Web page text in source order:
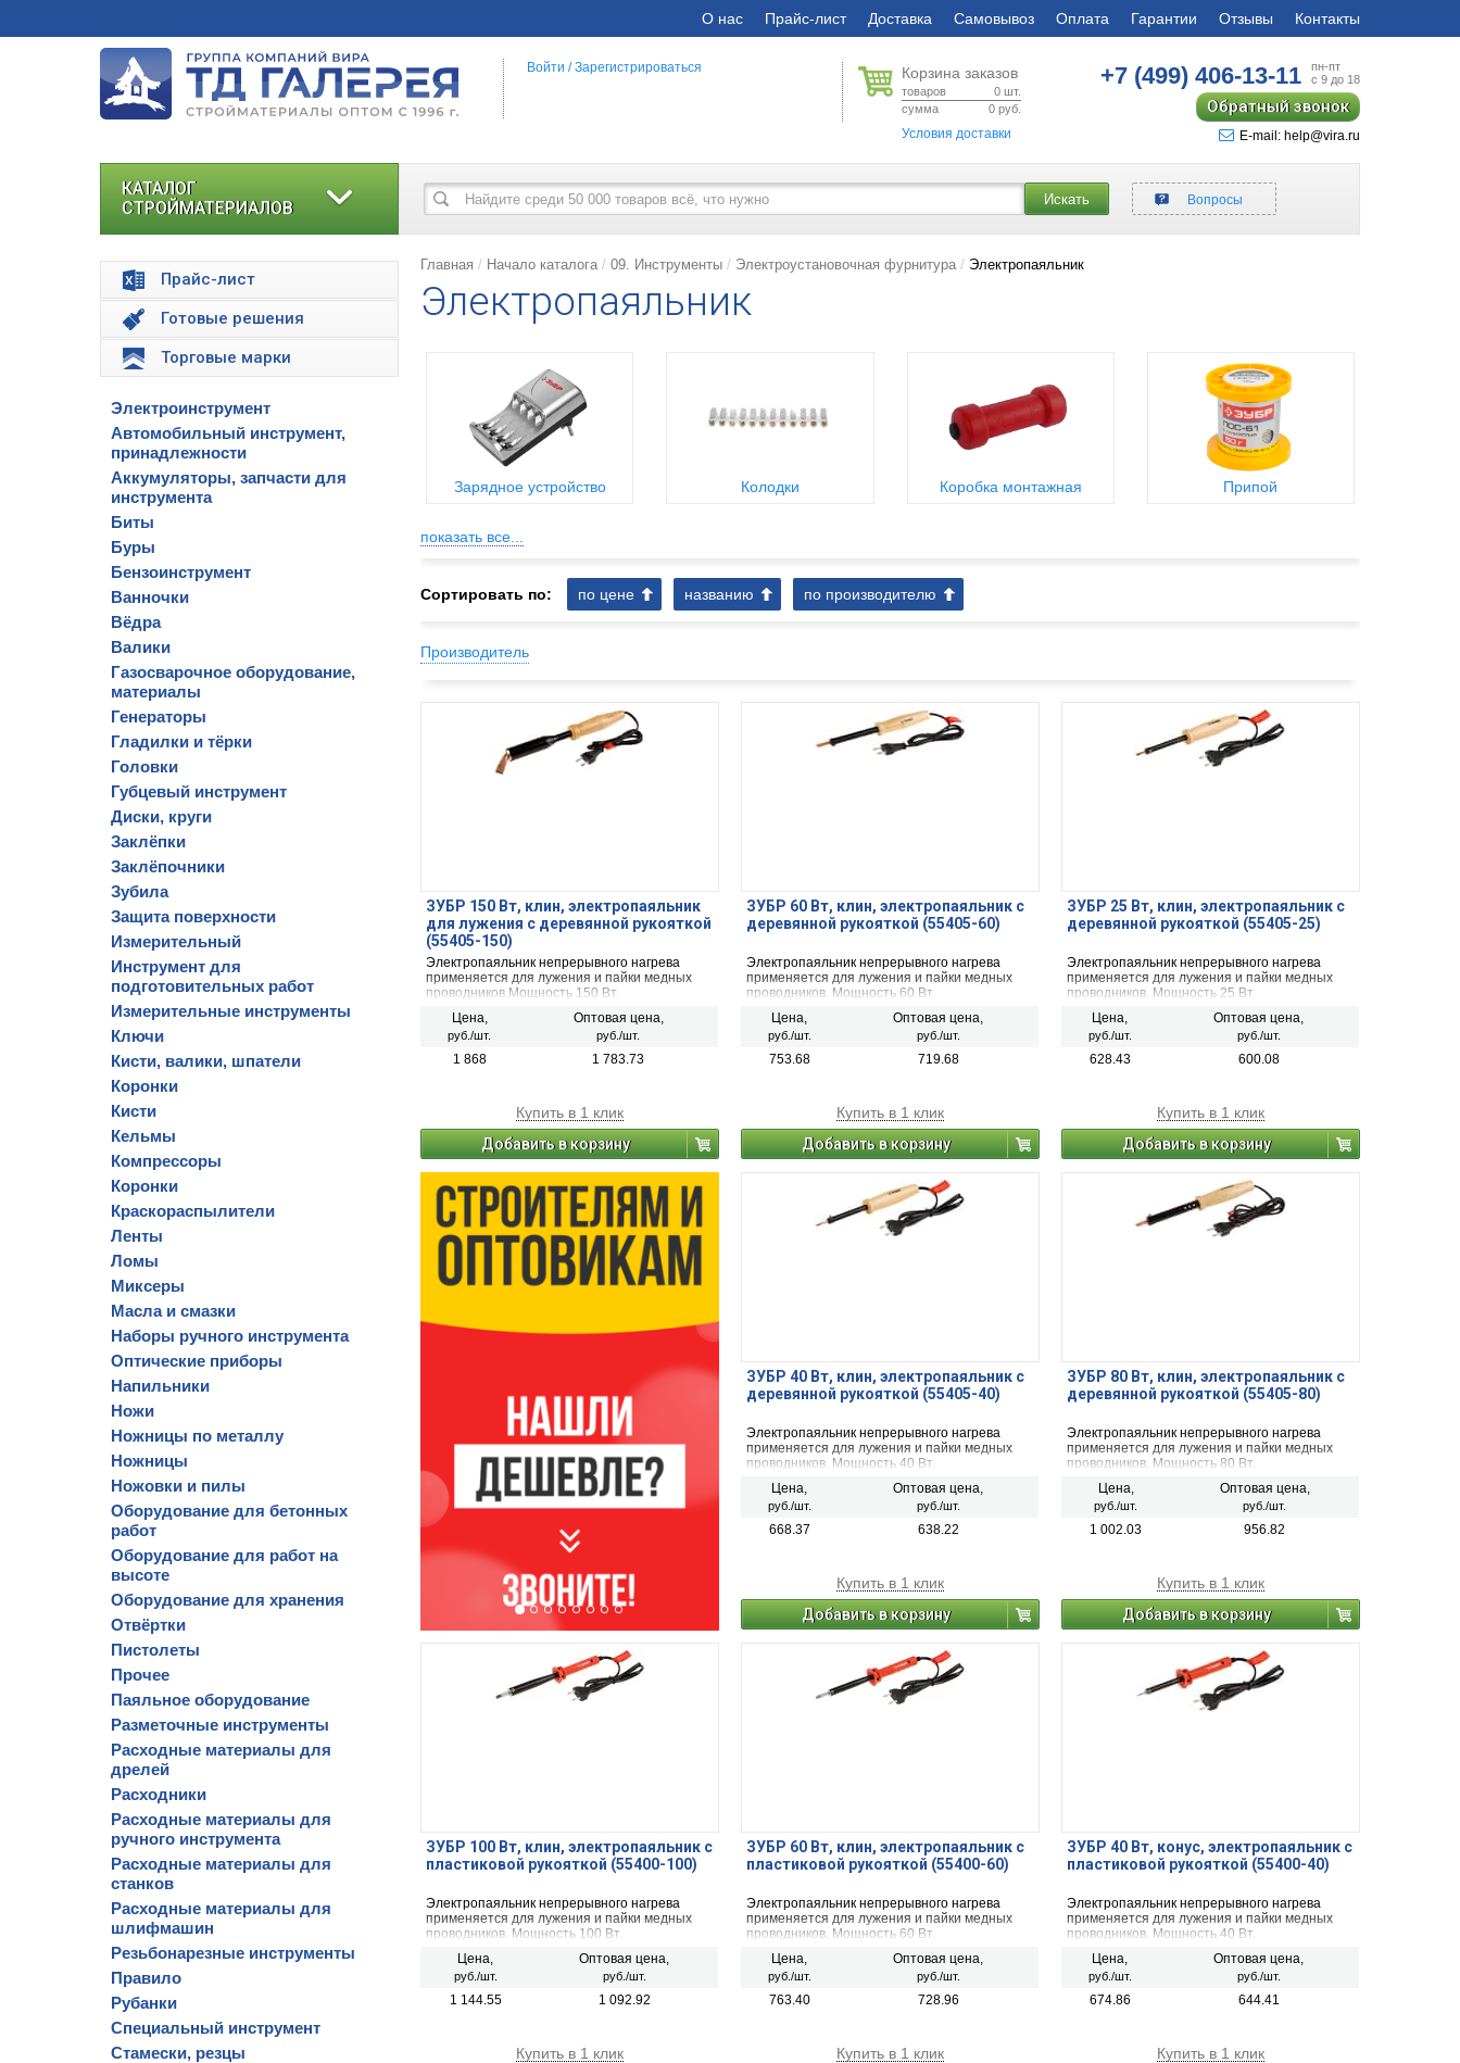
О нас Прайс-лист Доставка Самовывоз Оплата Гарантии Отзывы Контакты
Корзина заказов
товаров 0 шт.
сумма
0 руб.
Условия доставки
+7 (499)406-13-11
пн-пт
с 9 до 18
Обратный звонок
E-mail: help@vira.ru
Войти /Зарегистрироваться
КАТАЛОГ
СТРОЙМАТЕРИАЛОВ
Прайс-лист
Готовые решения
Торговые марки
Электроинструмент
Автомобильный инструмент,
принадлежности
Аккумуляторы, запчасти для
инструмента
Биты
Буры
Бензоинструмент
Ванночки
Вёдра
Валики
Газосварочное оборудование,
материалы
Генераторы
Гладилки и тёрки
Головки
Губцевый инструмент
Диски, круги
Заклёпки
Заклёпочники
Зубила
Защита поверхности
Измерительный
Инструмент для
подготовительных работ
Измерительные инструменты
Ключи
Кисти, валики, шпатели
Коронки
Кисти
Кельмы
Компрессоры
Коронки
Краскораспылители
Ленты
Ломы
Миксеры
Масла и смазки
Наборы ручного инструмента
Оптические приборы
Напильники
Ножи
Ножницы по металлу
Ножницы
Ножовки и пилы
Оборудование для бетонных
работ
Оборудование для работ на
высоте
Оборудование для хранения
Отвёртки
Пистолеты
Прочее
Паяльное оборудование
Разметочные инструменты
Расходные материалы для
дрелей
Расходники
Расходные материалы для
ручного инструмента
Расходные материалы для
станков
Расходные материалы для
шлифмашин
Резьбонарезные инструменты
Правило
Рубанки
Специальный инструмент
Стамески, резцы
Искать Вопросы
Главная Начало каталога 09. Инструменты Электроустановочная фурнитура Электропаяльник
Электропаяльник
Зарядное устройство Колодки Коробка монтажная Припой
показать все...
Сортировать по: по цене названию по производителю
Производитель
ЗУБР 150 Вт, клин, электропаяльник
для лужения с деревянной рукояткой
(55405-150)
Электропаяльник непрерывного нагрева
применяется для лужения и пайки медных
проводников.Мощность 150 Вт.
Цена,
руб./шт.
Оптовая цена,
руб./шт.
1 868 1 783.73
Купить в 1 клик
Добавить в корзину
ЗУБР 60 Вт, клин, электропаяльник с
деревянной рукояткой (55405-60)
Электропаяльник непрерывного нагрева
применяется для лужения и пайки медных
проводников. Мощность 60 Вт.
Цена,
руб./шт.
Оптовая цена,
руб./шт.
753.68 719.68
Купить в 1 клик
Добавить в корзину
ЗУБР 25 Вт, клин, электропаяльник с
деревянной рукояткой (55405-25)
Электропаяльник непрерывного нагрева
применяется для лужения и пайки медных
проводников. Мощность 25 Вт.
Цена,
руб./шт.
Оптовая цена,
руб./шт.
628.43 600.08
Купить в 1 клик
Добавить в корзину
ЗУБР 40 Вт, клин, электропаяльник с
деревянной рукояткой (55405-40)
Электропаяльник непрерывного нагрева
применяется для лужения и пайки медных
проводников. Мощность 40 Вт.
Цена,
руб./шт.
Оптовая цена,
руб./шт.
668.37 638.22
Купить в 1 клик
Добавить в корзину
ЗУБР 80 Вт, клин, электропаяльник с
деревянной рукояткой (55405-80)
Электропаяльник непрерывного нагрева
применяется для лужения и пайки медных
проводников. Мощность 80 Вт.
Цена,
руб./шт.
Оптовая цена,
руб./шт.
1 002.03 956.82
Купить в 1 клик
Добавить в корзину
ЗУБР 100 Вт, клин, электропаяльник с
пластиковой рукояткой (55400-100)
Электропаяльник непрерывного нагрева
применяется для лужения и пайки медных
проводников. Мощность 100 Вт.
Цена,
руб./шт.
Оптовая цена,
руб./шт.
1 144.55 1 092.92
Купить в 1 клик
ЗУБР 60 Вт, клин, электропаяльник с
пластиковой рукояткой (55400-60)
Электропаяльник непрерывного нагрева
применяется для лужения и пайки медных
проводников. Мощность 60 Вт.
Цена,
руб./шт.
Оптовая цена,
руб./шт.
763.40 728.96
Купить в 1 клик
ЗУБР 40 Вт, конус, электропаяльник с
пластиковой рукояткой (55400-40)
Электропаяльник непрерывного нагрева
применяется для лужения и пайки медных
проводников. Мощность 40 Вт.
Цена,
руб./шт.
Оптовая цена,
руб./шт.
674.86 644.41
Купить в 1 клик